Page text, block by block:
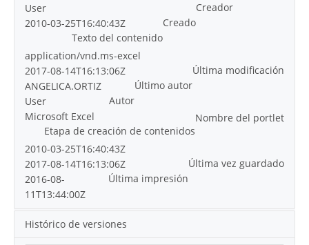
Creador
User
Creado
2010-03-25T16:40:43Z
Texto del contenido
application/vnd.ms-excel
Última modificación
2017-08-14T16:13:06Z
Último autor
ANGELICA.ORTIZ
Autor
User
Nombre del portlet
Microsoft Excel
Etapa de creación de contenidos
2010-03-25T16:40:43Z
Última vez guardado
2017-08-14T16:13:06Z
Última impresión
2016-08-
11T13:44:00Z
Histórico de versiones